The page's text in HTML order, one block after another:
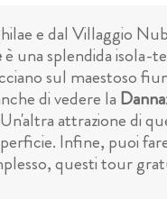
e dal Villaggio
è una splendida isola-
sul maestoso
di vedere la
attrazione di
Infine, puoi
questi tour